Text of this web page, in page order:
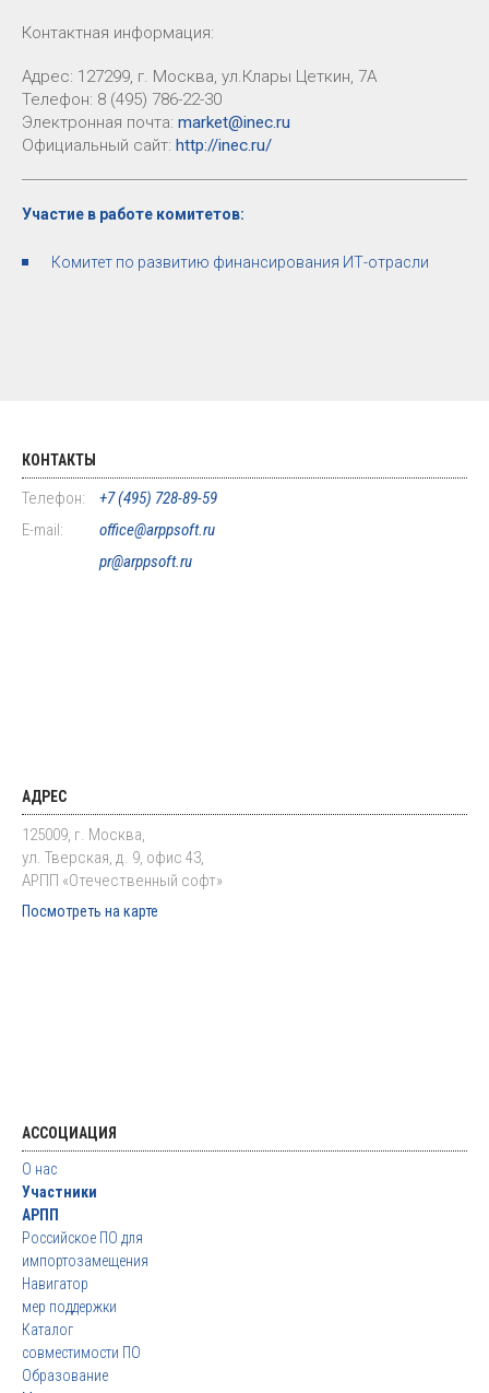
Контактная информация:
Адрес: 127299, г. Москва, ул.Клары Цеткин, 7А
Телефон: 8 (495) 786-22-30
Электронная почта: market@inec.ru
Официальный сайт: http://inec.ru/
Участие в работе комитетов:
Комитет по развитию финансирования ИТ-отрасли
КОНТАКТЫ
Телефон:
+7 (495) 728-89-59
E-mail:
office@arppsoft.ru
pr@arppsoft.ru
АДРЕС
125009, г. Москва,
ул. Тверская, д. 9, офис 43,
АРПП «Отечественный софт»
Посмотреть на карте
АССОЦИАЦИЯ
О нас
Участники
АРПП
Российское ПО для
импортозамещения
Навигатор
мер поддержки
Каталог
совместимости ПО
Образование